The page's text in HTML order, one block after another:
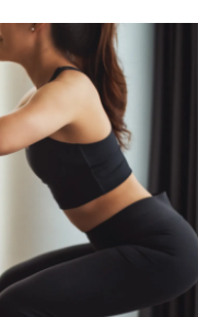
に引き締めるパーソ